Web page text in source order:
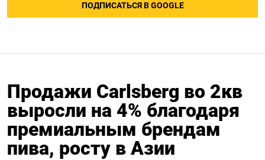
ПОДПИСАТЬСЯ В GOOGLE
Продажи Carlsberg во 2кв
выросли на 4% благодаря
премиальным брендам
пива, росту в Азии